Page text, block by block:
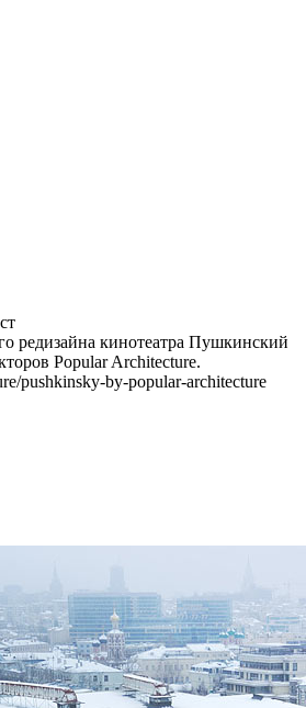
редизайна кинотеатра Пушкинский
Popular Architecture.
pushkinsky-by-popular-architecture